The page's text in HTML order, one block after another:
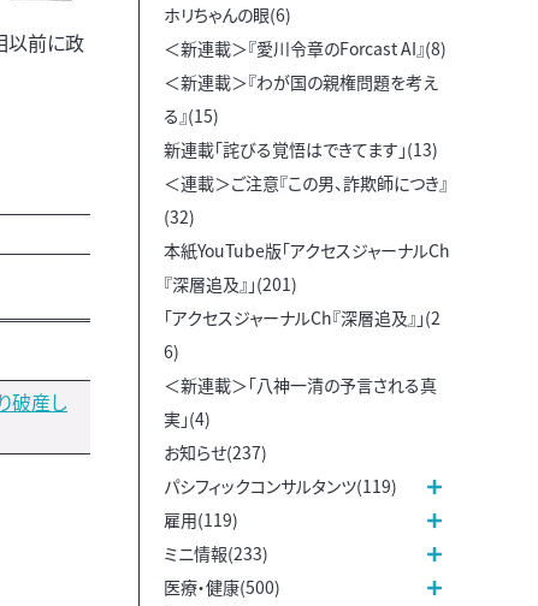
以前に政
破産し
ホリちゃんの眼(6)
＜新連載＞『愛川令章のForcast AI』(8)
＜新連載＞『わが国の親権問題を考え
る』(15)
新連載「詫びる覚悟はできてます」(13)
＜連載＞ご注意『この男、詐欺師につき』
(32)
本紙YouTube版「アクセスジャーナルCh
『深層追及』」(201)
「アクセスジャーナルCh『深層追及』」(2
6)
＜新連載＞「八神一清の予言される真
実」(4)
お知らせ(237)
パシフィックコンサルタンツ(119)
雇用(119)
ミニ情報(233)
医療・健康(500)